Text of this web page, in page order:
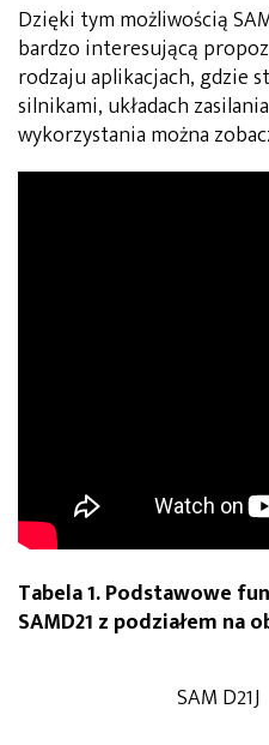
Dzięki tym możliwością
bardzo interesującą
rodzaju aplikacjach, gdzie
silnikami, układach
wykorzystania można
Tabela 1. Podstawowe
SAMD21 z podziałem na
SAM D21J